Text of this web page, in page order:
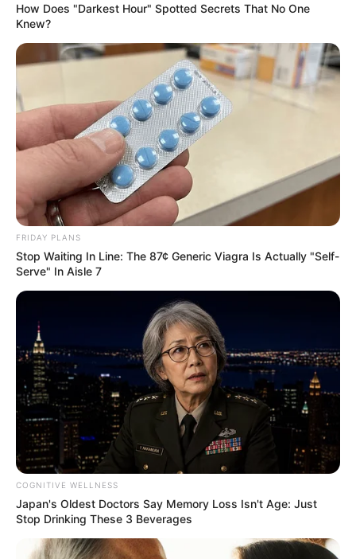
ไม่อยากเจออาเพศ….อย่าตากผ้าตอนกลางคืน
ผีกระสือ คือผีไทยชนิดหนึ่ง ซึ่งเชื่อว่าสามารถถอดหัวออก
มาล่องลอยพร้อมเครื่องใน มีแสงไฟส่องเอาไว้ส่องทาง
ชอบกินของสกปรกและของสดคาว เมื่อกินจนอิ่มก็จะหา
บ้านที่ตากผ้าเอาไว้ตอนกลางคืนเพื่อเช็ดปาก แล้วกลับเข้า
ร่างอย่างเดิม เจ้าของผ้าที่มีรอยเปื้อนจากปากกระสือเมื่อ
สวมใส่จะเกิดอาการไม่สบายบางคน ถึงกับตายเลยที่เดียว
ดังนั้นก่อนพระอาทิตย์ตกดิน คนสมัยก่อนจะรีบเก็บผ้าเข้า
มาไว้ในเรือนก่อนถ้าผ้าซิ่นใดยังไม่แห้งจึงค่อยนำมาตาก
ใหม่ในวันรุ่งขึ้น อย่างไรก็ตามอุบายโบราณนั้น หลายครั้ง
เรานึกดูถูกอยู่ในใจว่าเก่าแก่เหลือเกิน แต่ถ้าใช้ปัญญาใน
ทางกว้างและมองลึกซึ่งลงไปมักพบมีภูมิปัญญาชาวบ้านที่
อธิบายได้ด้วยหลักวิทยาศาสตร์ซ่อนเร้นอยู่ทั้งสิ้น รวมทั้ง
อุบายที่ห้ามขาดมาแต่ครั้งโบราณว่า จงอย่าตากผ้าข้าม
คืนหรือในเวลากลางคืน
เหตุผลที่ 1คือการป้องกันไม่ให้ผ้าเปื่อย ผ้าสมัยก่อนเป็น
ผ้าทอมาจากฝ้ายเกือบทั้งนั้น ตกกลางคืนเมื่อสัมผัสกับ
น้ำค้างที่มีความเค็มสูง ผ้าจะเปื่อยเร็วกว่าปกติ
How Does "Darkest Hour" Spotted Secrets That No One
Knew?
FRIDAY PLANS
Stop Waiting In Line: The 87¢ Generic Viagra Is Actually "Self-
Serve" In Aisle 7
COGNITIVE WELLNESS
Japan's Oldest Doctors Say Memory Loss Isn't Age: Just
Stop Drinking These 3 Beverages